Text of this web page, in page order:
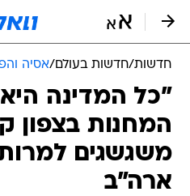
חדשות/חדשות בעולם/אסיה
"כל המדינה
המחנות בצפון
משגשגים
ארה"ב